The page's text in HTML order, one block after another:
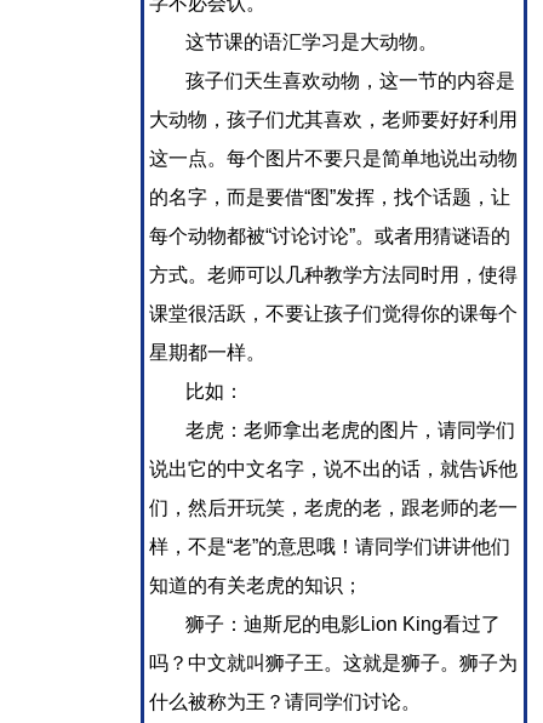
这节课的语汇学习是大动物。
孩子们天生喜欢动物，这一节的内容是
大动物，孩子们尤其喜欢，老师要好好利用
这一点。每个图片不要只是简单地说出动物
的名字，而是要借“图”发挥，找个话题，让
每个动物都被“讨论讨论”。或者用猜谜语的
方式。老师可以几种教学方法同时用，使得
课堂很活跃，不要让孩子们觉得你的课每个
星期都一样。
比如：
老虎：老师拿出老虎的图片，请同学们
说出它的中文名字，说不出的话，就告诉他
们，然后开玩笑，老虎的老，跟老师的老一
样，不是“老”的意思哦！请同学们讲讲他们
知道的有关老虎的知识；
狮子：迪斯尼的电影Lion King看过了
吗？中文就叫狮子王。这就是狮子。狮子为
什么被称为王？请同学们讨论。